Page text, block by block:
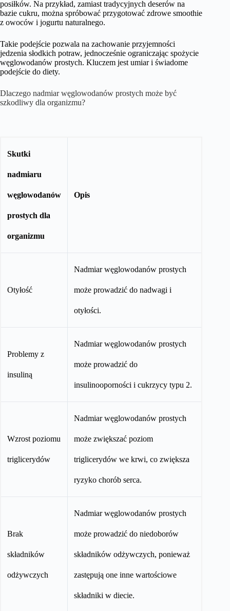
posiłków. Na przykład, zamiast tradycyjnych deserów na
bazie cukru, można spróbować przygotować zdrowe smoothie
z owoców i jogurtu naturalnego.
Takie podejście pozwala na zachowanie przyjemności
jedzenia słodkich potraw, jednocześnie ograniczając spożycie
węglowodanów prostych. Kluczem jest umiar i świadome
podejście do diety.
Dlaczego nadmiar węglowodanów prostych może być
szkodliwy dla organizmu?
Skutki
nadmiaru
węglowodanów
prostych dla
organizmu
Opis
Otyłość
Nadmiar węglowodanów prostych
może prowadzić do nadwagi i
otyłości.
Problemy z
insuliną
Nadmiar węglowodanów prostych
może prowadzić do
insulinooporności i cukrzycy typu 2.
Wzrost poziomu
triglicerydów
Nadmiar węglowodanów prostych
może zwiększać poziom
triglicerydów we krwi, co zwiększa
ryzyko chorób serca.
Brak
składników
odżywczych
Nadmiar węglowodanów prostych
może prowadzić do niedoborów
składników odżywczych, ponieważ
zastępują one inne wartościowe
składniki w diecie.